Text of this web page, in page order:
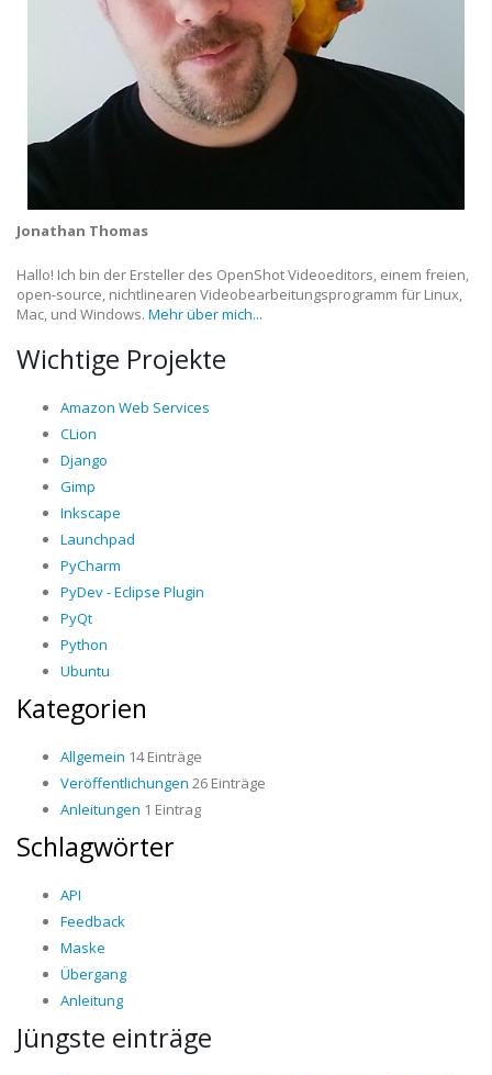
Jonathan Thomas
Hallo! Ich bin der Ersteller des OpenShot Videoeditors, einem freien,
open-source, nichtlinearen Videobearbeitungsprogramm für Linux,
Mac, und Windows. Mehr über mich...
Wichtige Projekte
Amazon Web Services
CLion
Django
Gimp
Inkscape
Launchpad
PyCharm
PyDev - Eclipse Plugin
PyQt
Python
Ubuntu
Kategorien
Allgemein 14 Einträge
Veröffentlichungen 26 Einträge
Anleitungen 1 Eintrag
Schlagwörter
API
Feedback
Maske
Übergang
Anleitung
Jüngste einträge